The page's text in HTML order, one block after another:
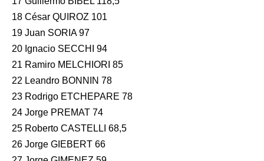
18 César QUIROZ 101
19 Juan SORIA 97
20 Ignacio SECCHI 94
21 Ramiro MELCHIORI 85
22 Leandro BONNIN 78
23 Rodrigo ETCHEPARE 78
24 Jorge PREMAT 74
25 Roberto CASTELLI 68,5
26 Jorge GIEBERT 66